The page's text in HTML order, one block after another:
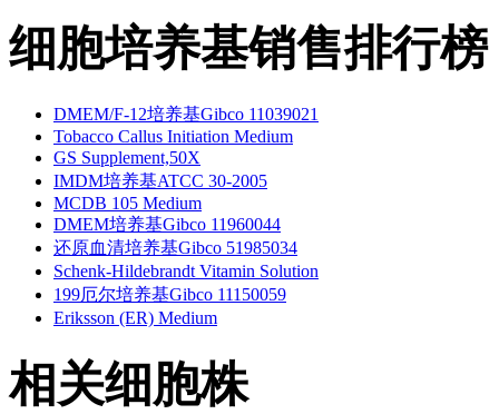
细胞培养基销售排行榜
DMEM/F-12培养基Gibco 11039021
Tobacco Callus Initiation Medium
GS Supplement,50X
IMDM培养基ATCC 30-2005
MCDB 105 Medium
DMEM培养基Gibco 11960044
还原血清培养基Gibco 51985034
Schenk-Hildebrandt Vitamin Solution
199厄尔培养基Gibco 11150059
Eriksson (ER) Medium
相关细胞株